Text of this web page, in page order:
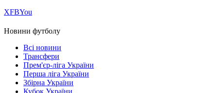
ХFBYou
Новини футболу
Всі новини
Трансфери
Прем'єр-ліга України
Перша ліга України
Збірна України